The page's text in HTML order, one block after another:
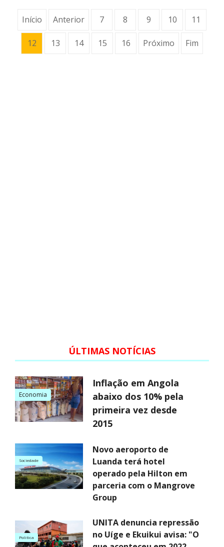
Início Anterior 7 8 9 10 11
12 13 14 15 16 Próximo Fim
ÚLTIMAS NOTÍCIAS
Economia
Inflação em Angola
abaixo dos 10% pela
primeira vez desde
2015
Sociedade
Novo aeroporto de
Luanda terá hotel
operado pela Hilton em
parceria com o Mangrove
Group
Politica
UNITA denuncia repressão
no Uíge e Ekuikui avisa: "O